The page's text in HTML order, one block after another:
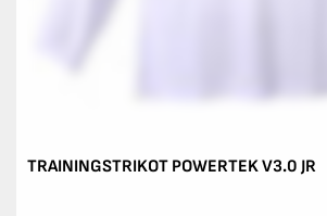
TRAININGSTRIKOT POWERTEK V3.0 JR